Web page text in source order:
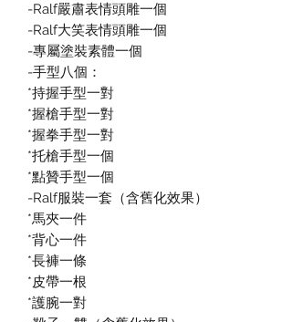
-Ralf嚴肅表情頭雕一個
-Ralf大笑表情頭雕一個
-專屬塗裝素體一個
-手型八個：
*持握手型一對
*握槍手型一對
*握拳手型一對
*托槍手型一個
*點贊手型一個
-Ralf服裝一套（含舊化效果）
*馬夾一件
*背心一件
*長褲一條
*皮帶一根
*護腕一對